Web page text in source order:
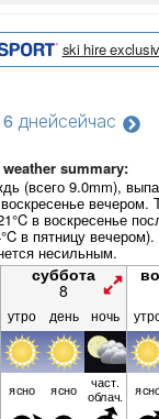
ski hire
днейсейчас
summary:
(всего 9.0mm),
вечером.
в воскресенье
в пятницу
несильным.
суббота
8
утро день ночь
ясно ясно част.
облач.